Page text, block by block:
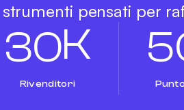
pensati per
30K
Rivenditori
5